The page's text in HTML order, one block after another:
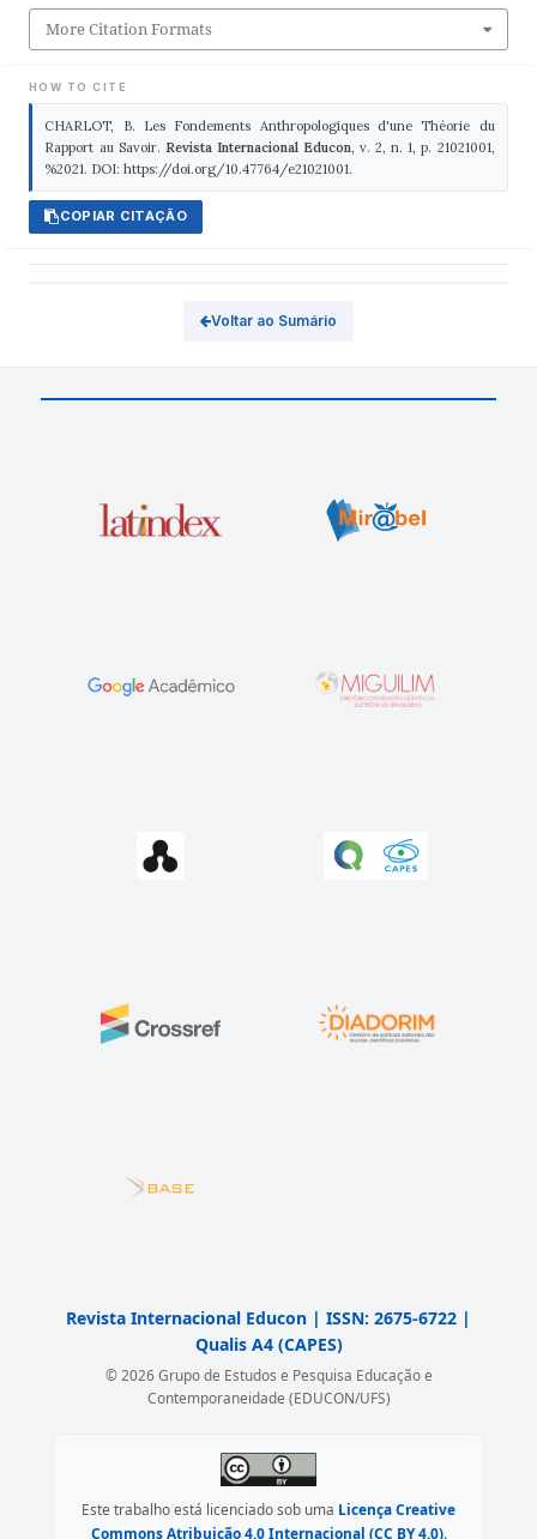
More Citation Formats
HOW TO CITE
CHARLOT, B. Les Fondements Anthropologiques d'une Théorie du
Rapport au Savoir. Revista Internacional Educon, v. 2, n. 1, p. 21021001,
%2021. DOI: https://doi.org/10.47764/e21021001.
COPIAR CITAÇÃO
Voltar ao Sumário
Revista Internacional Educon | ISSN: 2675-6722 |
Qualis A4 (CAPES)
© 2026 Grupo de Estudos e Pesquisa Educação e
Contemporaneidade (EDUCON/UFS)
Este trabalho está licenciado sob uma Licença Creative
Commons Atribuição 4.0 Internacional (CC BY 4.0).